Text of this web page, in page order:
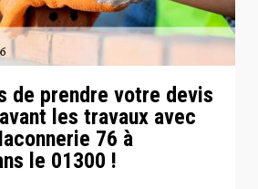
de prendre votre devis
les travaux avec
76 à
le 01300 !